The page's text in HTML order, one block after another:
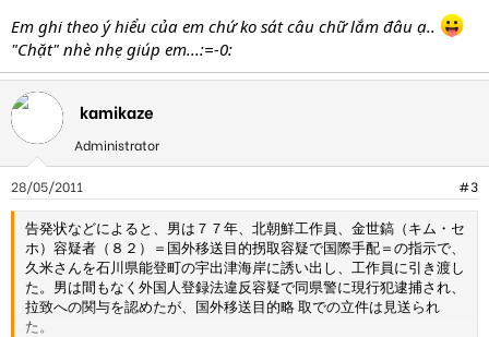
Em ghi theo ý hiểu của em chứ ko sát câu chữ lắm đâu ạ..
"Chặt" nhè nhẹ giúp em...:=-0:
kamikaze
Administrator
28/05/2011 #3
告発状などによると、男は７７年、北朝鮮工作員、金世鎬（キム・セ
ホ）容疑者（８２）＝国外移送目的拐取容疑で国際手配＝の指示で、
久米さんを石川県能登町の宇出津海岸に誘い出し、工作員に引き渡し
た。男は間もなく外国人登録法違反容疑で同県警に現行犯逮捕され、
拉致への関与を認めたが、国外移送目的略 取での立件は見送られ
た。